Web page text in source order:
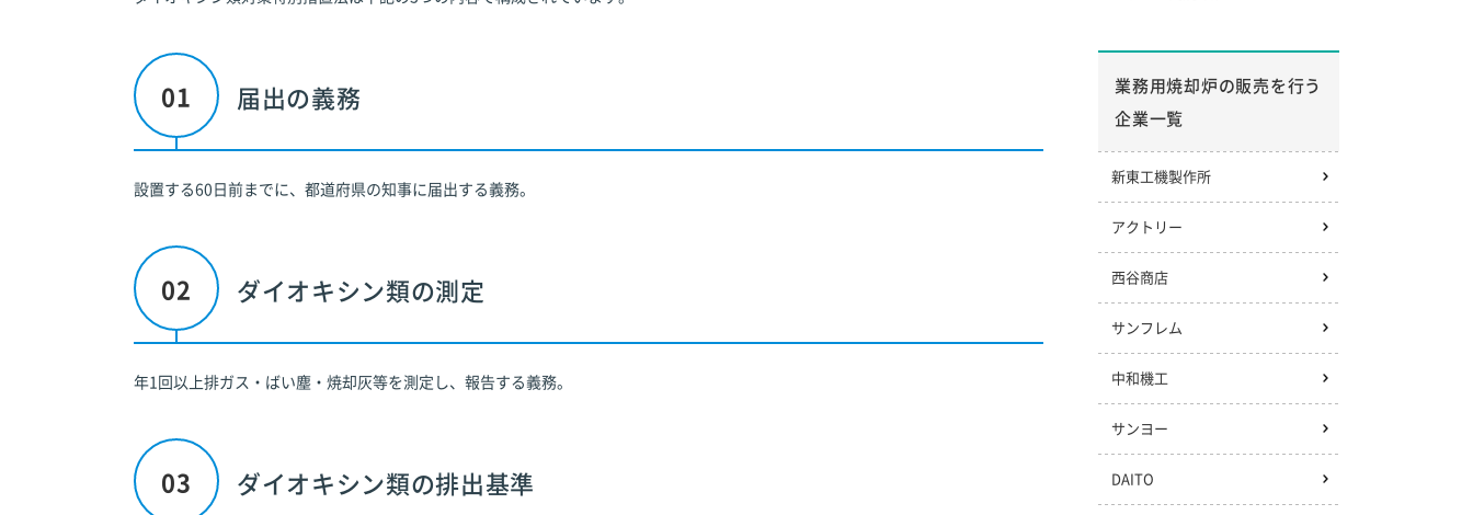
届出の義務
設置する60日前までに、都道府県の知事に届出する義務。
ダイオキシン類の測定
年1回以上排ガス・ばい塵・焼却灰等を測定し、報告する義務。
ダイオキシン類の排出基準
業務用焼却炉の販売を行う
企業一覧
新東工機製作所
アクトリー
西谷商店
サンフレム
中和機工
サンヨー
DAITO